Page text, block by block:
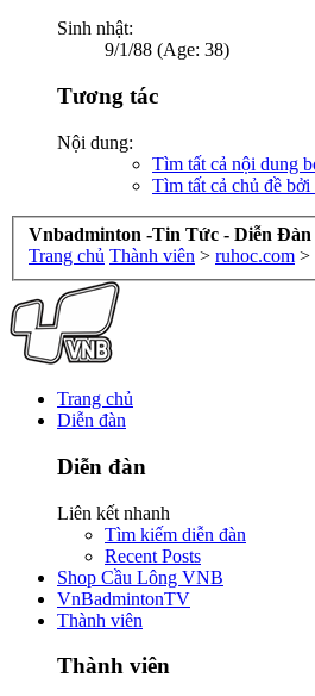
Sinh nhật:
9/1/88 (Age: 38)
Tương tác
Nội dung:
Tìm tất cả nội dung
Tìm tất cả chủ đề
Vnbadminton -Tin Tức - Diễn
Trang chủ Thành viên > ruhoc.com >
Trang chủ
Diễn đàn
Diễn đàn
Liên kết nhanh
Tìm kiếm diễn đàn
Recent Posts
Shop Cầu Lông VNB
VnBadmintonTV
Thành viên
Thành viên